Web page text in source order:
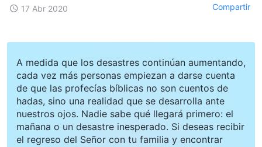
17 Abr 2020 Compartir
A medida que los desastres continúan aumentando,
cada vez más personas empiezan a darse cuenta
de que las profecías bíblicas no son cuentos de
hadas, sino una realidad que se desarrolla ante
nuestros ojos. Nadie sabe qué llegará primero: el
mañana o un desastre inesperado. Si deseas recibir
el regreso del Señor con tu familia y encontrar